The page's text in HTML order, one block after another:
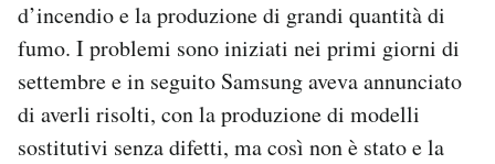
d’incendio e la produzione di grandi quantità di
fumo. I problemi sono iniziati nei primi giorni di
settembre e in seguito Samsung aveva annunciato
di averli risolti, con la produzione di modelli
sostitutivi senza difetti, ma così non è stato e la